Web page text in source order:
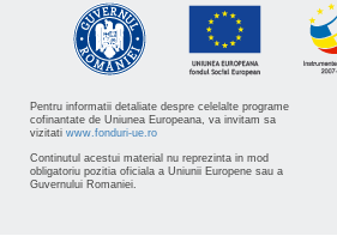
Pentru informatii detaliate despre celelalte programe
cofinantate de Uniunea Europeana, va invitam sa
vizitati www.fonduri-ue.ro
Continutul acestui material nu reprezinta in mod
obligatoriu pozitia oficiala a Uniunii Europene sau a
Guvernului Romaniei.